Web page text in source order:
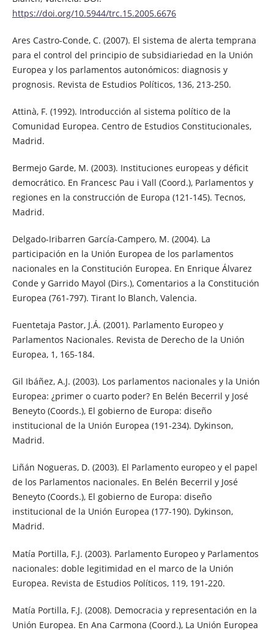
https://doi.org/10.5944/trc.15.2005.6676
Ares Castro-Conde, C. (2007). El sistema de alerta temprana
para el control del principio de subsidiariedad en la Unión
Europea y los parlamentos autonómicos: diagnosis y
prognosis. Revista de Estudios Políticos, 136, 213-250.
Attinà, F. (1992). Introducción al sistema político de la
Comunidad Europea. Centro de Estudios Constitucionales,
Madrid.
Bermejo Garde, M. (2003). Instituciones europeas y déficit
democrático. En Francesc Pau i Vall (Coord.), Parlamentos y
regiones en la construcción de Europa (121-145). Tecnos,
Madrid.
Delgado-Iribarren García-Campero, M. (2004). La
participación en la Unión Europea de los parlamentos
nacionales en la Constitución Europea. En Enrique Álvarez
Conde y Garrido Mayol (Dirs.), Comentarios a la Constitución
Europea (761-797). Tirant lo Blanch, Valencia.
Fuentetaja Pastor, J.Á. (2001). Parlamento Europeo y
Parlamentos Nacionales. Revista de Derecho de la Unión
Europea, 1, 165-184.
Gil Ibáñez, A.J. (2003). Los parlamentos nacionales y la Unión
Europea: ¿primer o cuarto poder? En Belén Becerril y José
Beneyto (Coords.), El gobierno de Europa: diseño
institucional de la Unión Europea (191-234). Dykinson,
Madrid.
Liñán Nogueras, D. (2003). El Parlamento europeo y el papel
de los Parlamentos nacionales. En Belén Becerril y José
Beneyto (Coords.), El gobierno de Europa: diseño
institucional de la Unión Europea (177-190). Dykinson,
Madrid.
Matía Portilla, F.J. (2003). Parlamento Europeo y Parlamentos
nacionales: doble legitimidad en el marco de la Unión
Europea. Revista de Estudios Políticos, 119, 191-220.
Matía Portilla, F.J. (2008). Democracia y representación en la
Unión Europea. En Ana Carmona (Coord.), La Unión Europea